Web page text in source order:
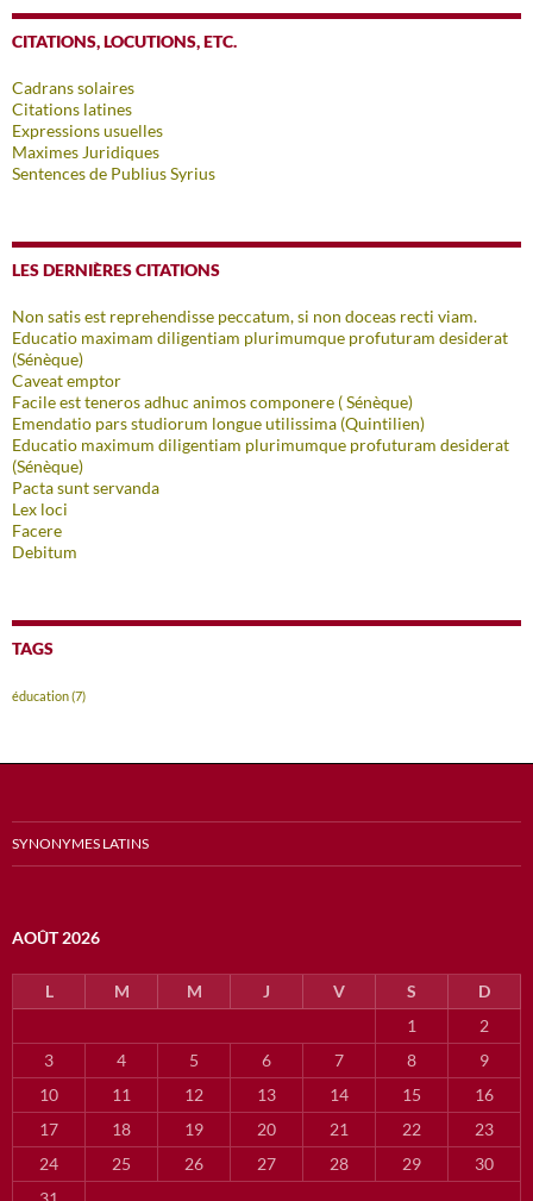
CITATIONS, LOCUTIONS, ETC.
Cadrans solaires
Citations latines
Expressions usuelles
Maximes Juridiques
Sentences de Publius Syrius
LES DERNIÈRES CITATIONS
Non satis est reprehendisse peccatum, si non doceas recti viam.
Educatio maximam diligentiam plurimumque profuturam desiderat
(Sénèque)
Caveat emptor
Facile est teneros adhuc animos componere ( Sénèque)
Emendatio pars studiorum longue utilissima (Quintilien)
Educatio maximum diligentiam plurimumque profuturam desiderat
(Sénèque)
Pacta sunt servanda
Lex loci
Facere
Debitum
TAGS
éducation(7)
SYNONYMES LATINS
AOÛT 2026
L M M J V S
D
1
2
3
4 5 6 7 8
9
10
11 12 13 14 15
16
17
18 19 20 21 22
23
24
25 26 27 28 29
30